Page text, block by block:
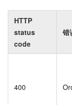
HTTP
status
code
错
400